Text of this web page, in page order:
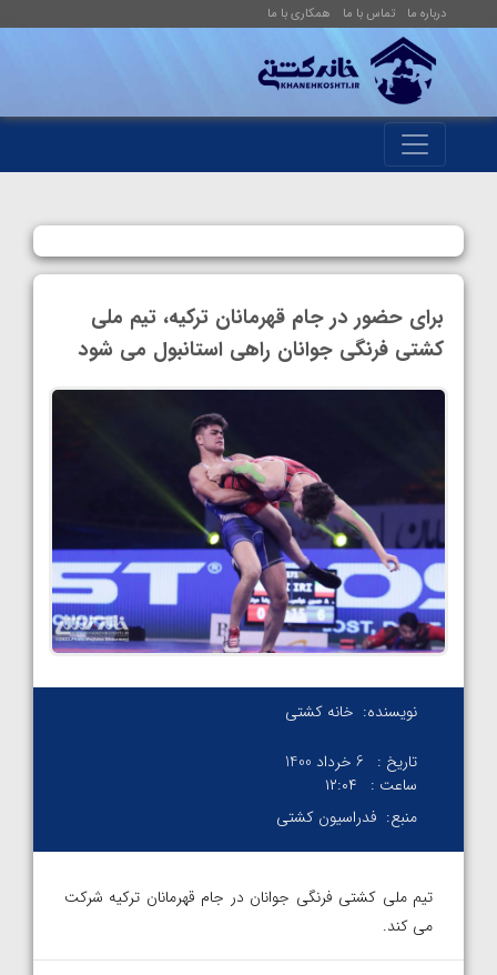
درباره ما تماس با ما همکاری با ما
برای حضور در جام قهرمانان ترکیه، تیم ملی
کشتی فرنگی جوانان راهی استانبول می شود
نویسنده: خانه کشتی
تاریخ :
6 خرداد 1400
ساعت :
۱۲:۰۴
منبع: فدراسیون کشتی
تیم ملی کشتی فرنگی جوانان در جام قهرمانان ترکیه شرکت
می کند.